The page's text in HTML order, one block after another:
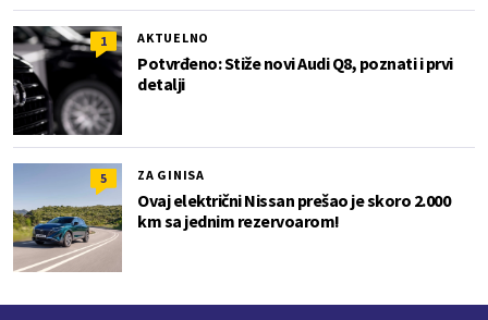
1 AKTUELNO
Potvrđeno: Stiže novi Audi Q8, poznati i prvi
detalji
5 ZA GINISA
Ovaj električni Nissan prešao je skoro 2.000
km sa jednim rezervoarom!